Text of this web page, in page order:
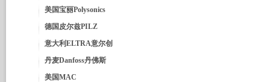
美国宝丽Polysonics
德国皮尔兹PILZ
意大利ELTRA意尔创
丹麦Danfoss丹佛斯
美国MAC